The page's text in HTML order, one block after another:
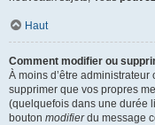
Haut
Comment modifier ou
À moins d’être
supprimer que vos propres
(quelquefois dans une durée
bouton modifierdu message